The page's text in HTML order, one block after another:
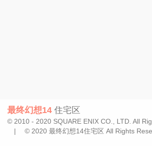
最终幻想14 住宅区
© 2010 - 2020 SQUARE ENIX CO., LTD. All
| © 2020 最终幻想14住宅区 All Rights